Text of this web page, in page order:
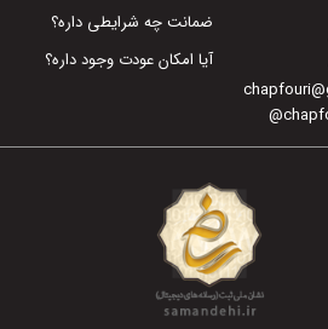
@
ضمانت چه شرایطی داره؟
آیا امکان عودت وجود داره؟